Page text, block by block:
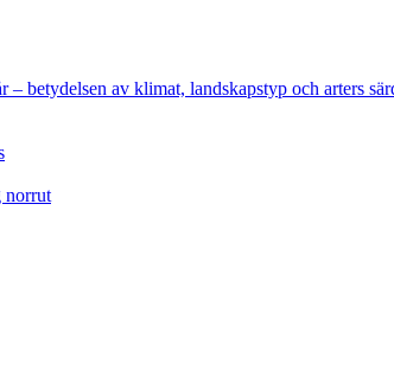
– betydelsen av klimat, landskapstyp och arters
norrut